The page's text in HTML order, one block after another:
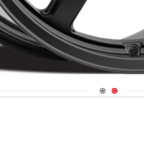
Navigate 1
Navigate 2